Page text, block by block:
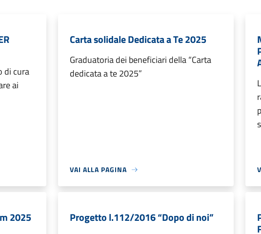
di cura
ai
Carta solidale Dedicata a Te 2025
Graduatoria dei beneficiari della “Carta
dedicata a te 2025”
VAI ALLA PAGINA
2025 Progetto l.112/2016 “Dopo di noi”